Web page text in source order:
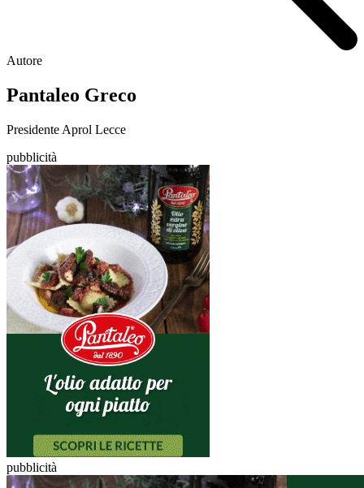
Autore
Pantaleo Greco
Presidente Aprol Lecce
pubblicità
pubblicità